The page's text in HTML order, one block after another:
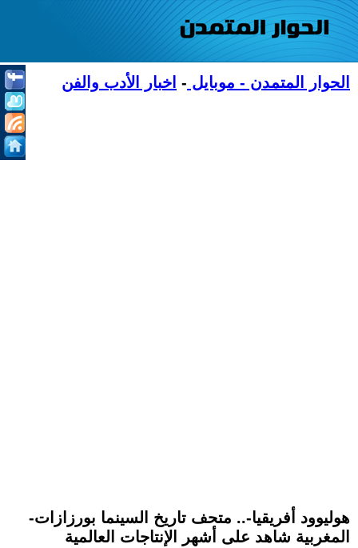
الحوار المتمدن - موبايل - اخبار الأدب والفن
-هوليوود أفريقيا-.. متحف تاريخ السينما بورزازات
المغربية شاهد على أشهر الإنتاجات العالمية